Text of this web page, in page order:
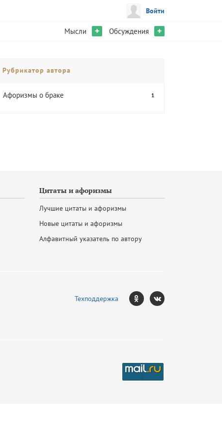
Войти
Мысли + Обсуждения +
Рубрикатор автора
Афоризмы о браке 1
Цитаты и афоризмы
Лучшие цитаты и афоризмы
Новые цитаты и афоризмы
Алфавитный указатель по автору
Техподдержка